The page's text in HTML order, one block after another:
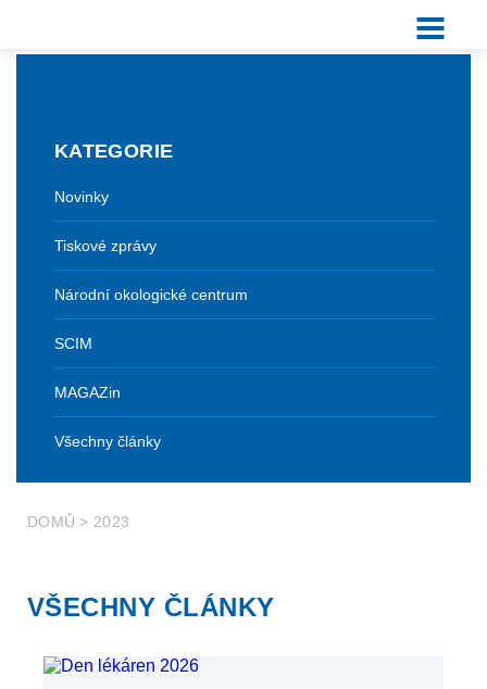
KATEGORIE
Novinky
Tiskové zprávy
Národní okologické centrum
SCIM
MAGAZin
Všechny články
DOMŮ > 2023
VŠECHNY ČLÁNKY